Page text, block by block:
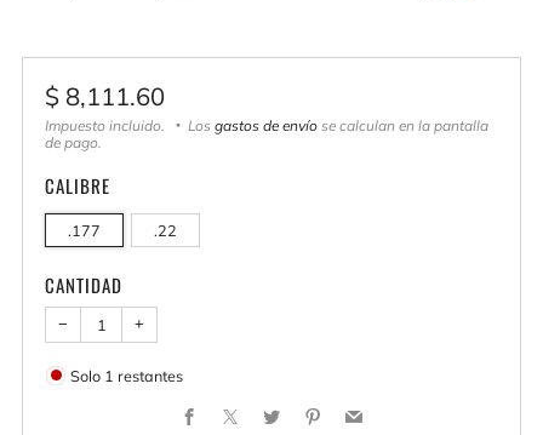
Precio
habitual
$ 8,111.60
Impuesto incluido. Los gastos de envío se calculan en la pantalla
de pago.
CALIBRE
.177 .22
CANTIDAD
− +
Solo 1 restantes
Facebook Twitter Pinterest